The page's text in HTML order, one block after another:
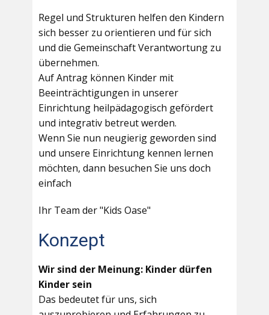
Regel und Strukturen helfen den Kindern
sich besser zu orientieren und für sich
und die Gemeinschaft Verantwortung zu
übernehmen.
Auf Antrag können Kinder mit
Beeinträchtigungen in unserer
Einrichtung heilpädagogisch gefördert
und integrativ betreut werden.
Wenn Sie nun neugierig geworden sind
und unsere Einrichtung kennen lernen
möchten, dann besuchen Sie uns doch
einfach
Ihr Team der "Kids Oase"
Konzept
Wir sind der Meinung: Kinder dürfen
Kinder sein
Das bedeutet für uns, sich